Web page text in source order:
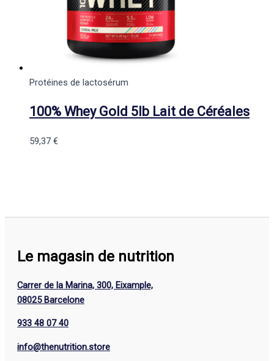
Protéines de lactosérum
100% Whey Gold 5lb Lait de Céréales
59,37 €
Le magasin de nutrition
Carrer de la Marina, 300, Eixample,
08025 Barcelone
933 48 07 40
info@thenutrition.store